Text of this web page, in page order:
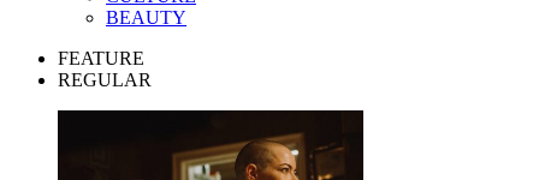
BEAUTY
FEATURE
REGULAR